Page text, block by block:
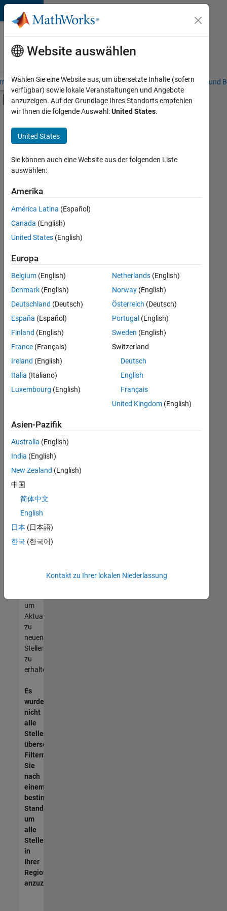
Weiter zum Inhalt
Karriere
bei
MathWorks
– Übersicht Stellensuche Niederlassungen Studierende und
Umschaltung für Off-Canvas-
Hauptinhalt
Praktika
Information Technology
Commercial Sales
Customer Support
Inside Sales
Business Model Team
Finance and Operations
Büro- und Verwaltungsdienste
+7
Derzeit
es
keine
offenen
Stellen,
Ihren
Suchkriterien
entsprechen.
können
die
Suchkriterien
weiter
fassen
oder
alle
Stellenangebote
anzeigen .
noch
keine
offenen
Stellen
können,
die
Ihren
entsprechen,
werden
unseres
um
Aktualisierungen
zu
neuen
Stellenangeboten
zu
erhalten.
Es
wurden
nicht
alle
Stellen
übersetzt.
Filtern
Sie
nach
einem
bestimmten
Standort,
um
alle
Stellenangebote
in
Ihrer
Region
anzuzeigen.
Website auswählen
Wählen Sie eine Website aus, um übersetzte Inhalte (sofern
verfügbar) sowie lokale Veranstaltungen und Angebote
anzuzeigen. Auf der Grundlage Ihres Standorts empfehlen
wir Ihnen die folgende Auswahl:United States.
United States
Sie können auch eine Website aus der folgenden Liste
auswählen:
Amerika
América Latina (Español)
Canada (English)
United States (English)
Europa
Belgium (English)
Denmark (English)
Deutschland (Deutsch)
España (Español)
Finland (English)
France (Français)
Ireland (English)
Italia (Italiano)
Luxembourg (English)
Netherlands(English)
Norway(English)
Österreich (Deutsch)
Portugal (English)
Sweden (English)
Switzerland
Deutsch
English
Français
United Kingdom(English)
Asien-Pazifik
Australia (English)
India (English)
New Zealand (English)
中国
简体中文
English
日本 (日本語)
한국 (한국어)
Kontakt zu Ihrer lokalen Niederlassung